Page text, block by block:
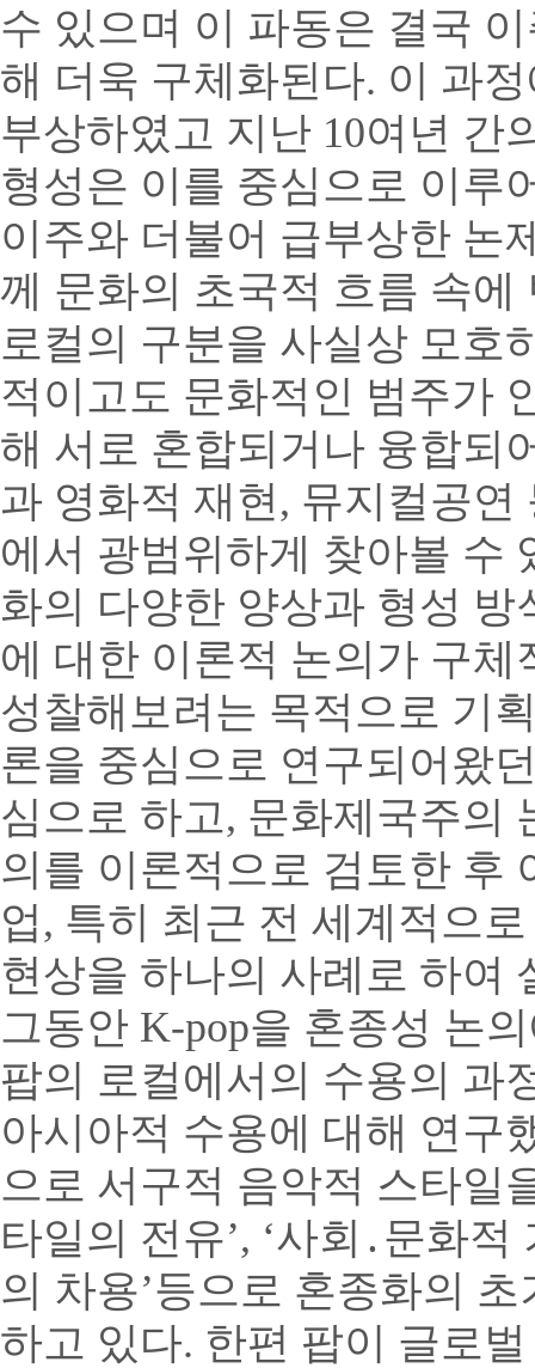
수 있으며 이 파동은 결국
해 더욱 구체화된다. 이 과
부상하였고 지난 10여년 간
형성은 이를 중심으로 이루
이주와 더불어 급부상한 논
께 문화의 초국적 흐름 속
로컬의 구분을 사실상 모호
적이고도 문화적인 범주가
해 서로 혼합되거나 융합되
과 영화적 재현, 뮤지컬공
에서 광범위하게 찾아볼 수
화의 다양한 양상과 형성
에 대한 이론적 논의가 구
성찰해보려는 목적으로 기
론을 중심으로 연구되어왔
심으로 하고, 문화제국주의
의를 이론적으로 검토한 후
업, 특히 최근 전 세계적으
현상을 하나의 사례로 하여
그동안 K-pop을 혼종성 논
팝의 로컬에서의 수용의 과
아시아적 수용에 대해 연구
으로 서구적 음악적 스타일
타일의 전유’, ‘사회․문화
의 차용’등으로 혼종화의
하고 있다. 한편 팝이 글로